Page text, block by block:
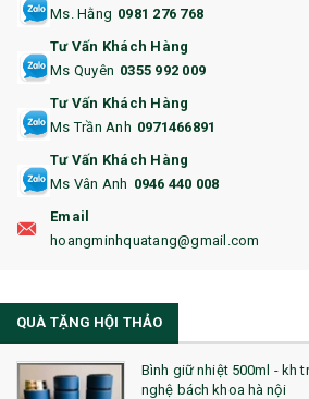
14. HỘP/VÍ ĐỰNG NAMECARD
15. BỘ BẤM MÓNG
16. BAO HỘ CHIẾU
18. ẤM CHÉN QUÀ TẶNG
19. ĐỒNG HỒ TREO TƯỜNG
22. ĐỒNG HỒ ĐỂ BÀN
23. QÙA TẶNG ĐỘC ĐÁO
Ms. Hằng 0981 276 768
Tư Vấn Khách Hàng
Ms Quyên 0355 992 009
Tư Vấn Khách Hàng
Ms Trần Anh 0971466891
Tư Vấn Khách Hàng
Ms Vân Anh 0946 440 008
Email
hoangminhquatang@gmail.com
QUÀ TẶNG HỘI THẢO
Bình giữ nhiệt 500ml - kh
nghệ bách khoa hà nội